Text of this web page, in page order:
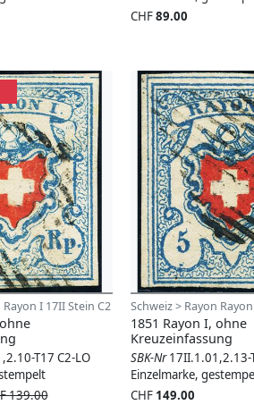
CHF89.00
I 17II Stein C2
T17 C2-LO
139.00
Schweiz > Rayon
1851 Rayon I, ohne
Kreuzeinfassung
SBK-Nr17II.1.01,2.13-
Einzelmarke,
CHF 149.00